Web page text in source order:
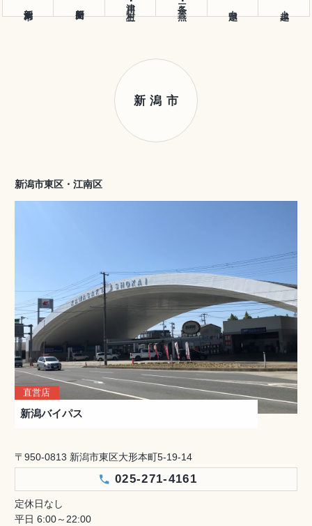
新潟市
新潟市東区・江南区
直営店
新潟バイパス
〒950-0813 新潟市東区大形本町5-19-14
025-271-4161
定休日なし
平日 6:00～22:00